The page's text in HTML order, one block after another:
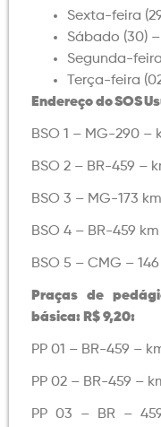
Sexta-feira
Sábado (30)
Segunda-
Terça-feira
Endereço do SOS
BSO 1 – MG-290 –
BSO 2 – BR-459 –
BSO 3 – MG-173
BSO 4 – BR-459
BSO 5 – CMG –
Praças de
básica: R$ 9,20:
PP 01 – BR-459 –
PP 02 – BR-459 –
PP 03 – BR –